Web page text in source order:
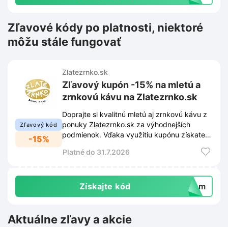
Zľavové kódy po platnosti, niektoré
môžu stále fungovať
Zľavový kód
-15%
Zlatezrnko.sk
Zľavový kupón -15% na mletú a
zrnkovú kávu na Zlatezrnko.sk
Doprajte si kvalitnú mletú aj zrnkovú kávu z
ponuky Zlatezrnko.sk za výhodnejších
podmienok. Vďaka využitiu kupónu získate
Platné do 31.7.2026
Získajte kód ekom
Aktuálne zľavy a akcie